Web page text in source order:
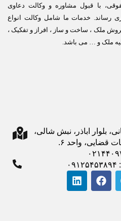
با قبول مشاوره و وکالت دعاوی
رساند. خدمات ما شامل وکالت انواع
ملک ، ساخت و ساز ، افراز و تفکیک ،
ملک و … می باشد.
بلوار اباذر، نبش شالی،
ساختمان دفتر خدمات قضایی، واحد ۶.